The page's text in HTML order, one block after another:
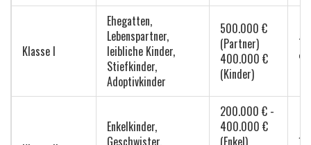
Klasse I
Ehegatten,
Lebenspartner,
leibliche Kinder,
Stiefkinder,
Adoptivkinder
500.000 €
(Partner)
400.000 €
(Kinder)
7
%
Enkelkinder,
Geschwister,
200.000 € -
400.000 €
(Enkel)